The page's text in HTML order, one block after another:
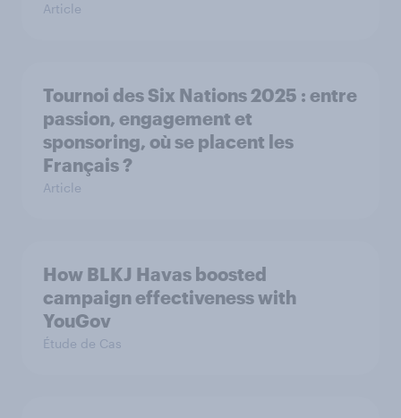
Article
Tournoi des Six Nations 2025 : entre
passion, engagement et
sponsoring, où se placent les
Français ?
Article
How BLKJ Havas boosted
campaign effectiveness with
YouGov
Étude de Cas